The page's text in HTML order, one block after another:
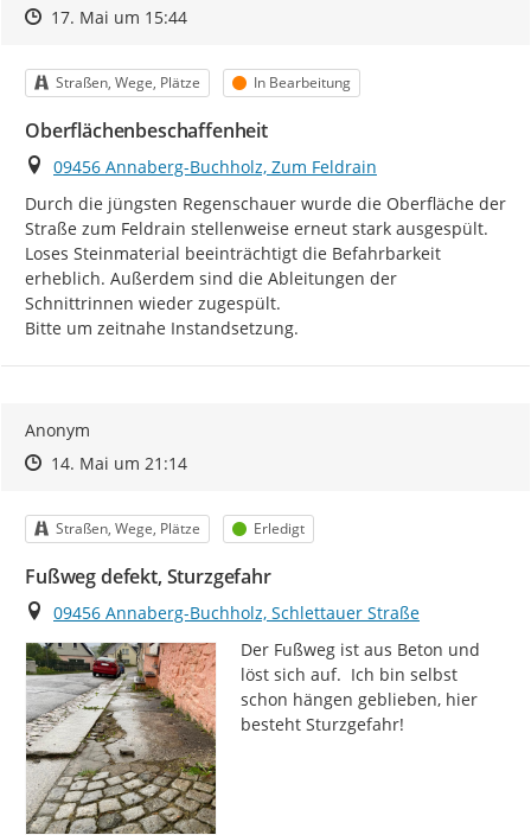
Zeitpunkt des Erstellens
Zeitpunkt des Erstellens
17. Mai um 15:44Zur Äußerung
Kategorie
Straßen, Wege, Plätze Status
In Bearbeitung
Oberflächenbeschaffenheit
Ort
09456 Annaberg-Buchholz, Zum Feldrain
Durch die jüngsten Regenschauer wurde die Oberfläche der
Straße zum Feldrain stellenweise erneut stark ausgespült.
Loses Steinmaterial beeinträchtigt die Befahrbarkeit
erheblich. Außerdem sind die Ableitungen der
Schnittrinnen wieder zugespült.
Bitte um zeitnahe Instandsetzung.
Anonym
Zeitpunkt des Erstellens
Zeitpunkt des Erstellens
14. Mai um 21:14Zur Äußerung
Kategorie
Straßen, Wege, Plätze Status
Erledigt
Fußweg defekt, Sturzgefahr
Ort
09456 Annaberg-Buchholz, Schlettauer Straße
Der Fußweg ist aus Beton und
löst sich auf.  Ich bin selbst
schon hängen geblieben, hier
besteht Sturzgefahr!